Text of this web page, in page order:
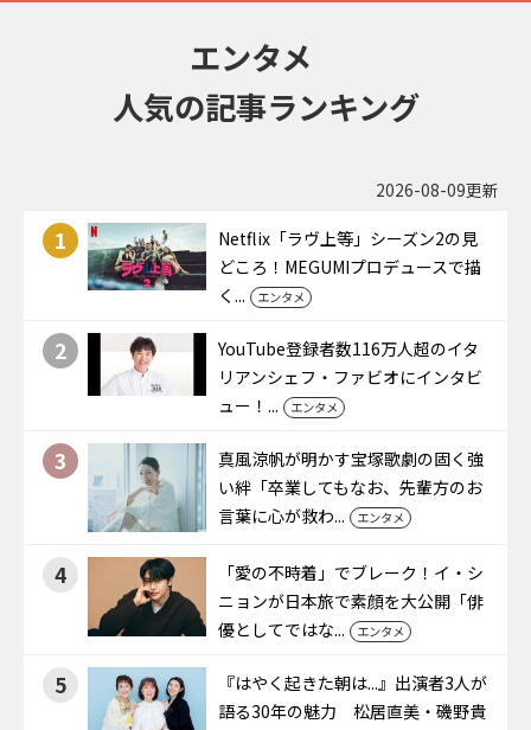
エンタメ
人気の記事ランキング
2026-08-09更新
1
Netflix「ラヴ上等」シーズン2の見
どころ！MEGUMIプロデュースで描
く...
エンタメ
2
YouTube登録者数116万人超のイタ
リアンシェフ・ファビオにインタビ
ュー！...
エンタメ
3
真風涼帆が明かす宝塚歌劇の固く強
い絆「卒業してもなお、先輩方のお
言葉に心が救わ...
エンタメ
4
「愛の不時着」でブレーク！イ・シ
ニョンが日本旅で素顔を大公開「俳
優としてではな...
エンタメ
5
『はやく起きた朝は...』出演者3人が
語る30年の魅力 松居直美・磯野貴